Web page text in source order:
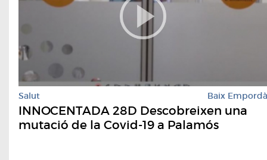
Salut Baix Empordà
INNOCENTADA 28D Descobreixen una
mutació de la Covid-19 a Palamós